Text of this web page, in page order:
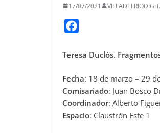
17/07/2021
c
b
o
o
Teresa Duclós.
Fecha: 18 de marzo – 29
Comisariado: Juan Bosco
Coordinador: Alberto
Espacio: Claustrón Este 1